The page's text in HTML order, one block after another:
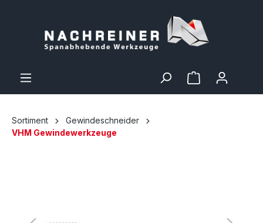
Sortiment
Gewindeschneider
VHM Gewindewerkzeuge